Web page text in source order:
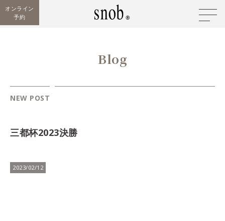
オンライン
予約
Blog
NEW POST
三都杯2023決勝
2023/02/12